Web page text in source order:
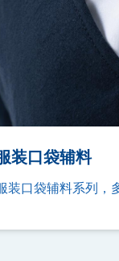
装口袋辅料
装口袋辅料系列，